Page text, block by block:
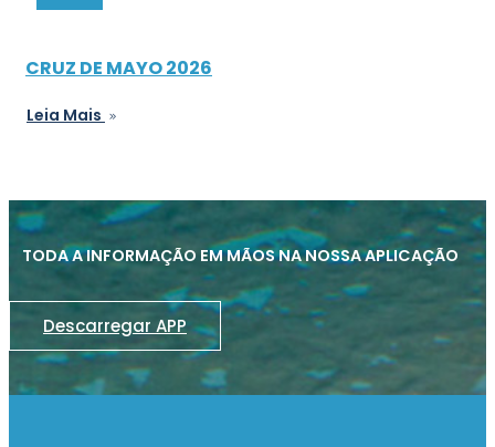
CRUZ DE MAYO 2026
Leia Mais
TODA A INFORMAÇÃO EM MÃOS NA NOSSA APLICAÇÃO
Descarregar APP